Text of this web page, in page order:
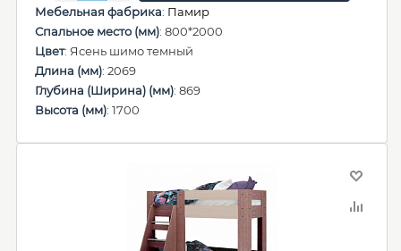
Мебельная фабрика: Памир
Спальное место (мм): 800*2000
Цвет: Ясень шимо темный
Длина (мм): 2069
Глубина (Ширина) (мм): 869
Высота (мм): 1700